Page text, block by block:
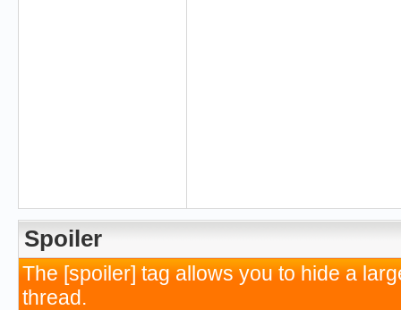
Spoiler
The [spoiler] tag allows you to hide a
thread.